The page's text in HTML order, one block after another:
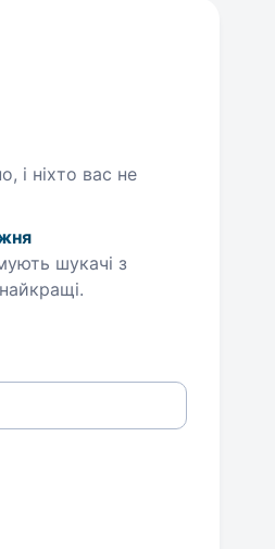
і ніхто вас не
шукачі з